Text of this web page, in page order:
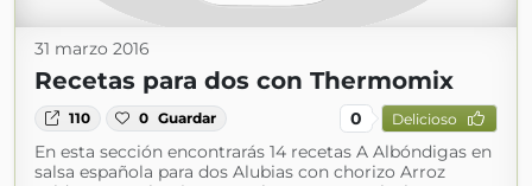
31 marzo 2016
Recetas para dos con Thermomix
110 0 Guardar 0 Delicioso
En esta sección encontrarás 14 recetas A Albóndigas en
salsa española para dos Alubias con chorizo Arroz